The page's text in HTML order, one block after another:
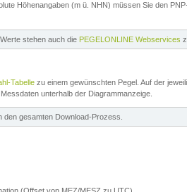
Höhenangaben (m ü. NHN) müssen Sie den
stehen auch die PEGELONLINE Webservices
Tabelle zu einem gewünschten Pegel. Auf der
unterhalb der Diagrammanzeige.
den gesamten Download-Prozess.
(Offset von MEZ/MESZ zu UTC)